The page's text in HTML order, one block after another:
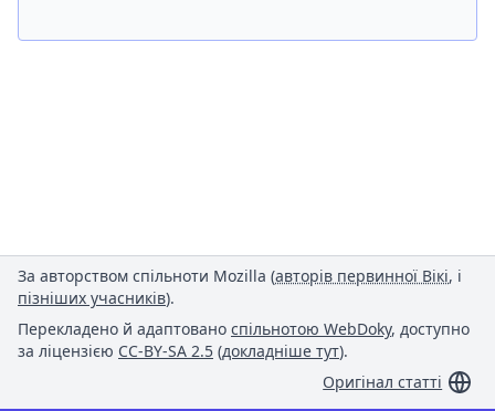
За авторством спільноти Mozilla (авторів первинної Вікі, і
пізніших учасників).
Перекладено й адаптовано спільнотою WebDoky, доступно
за ліцензією CC-BY-SA 2.5 (докладніше тут).
Оригінал статті